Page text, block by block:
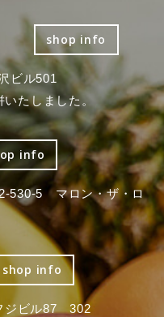
shop info
ビル501
たしました。
info
530-5 マロン・ザ・ロ
shop info
ジビル87 302